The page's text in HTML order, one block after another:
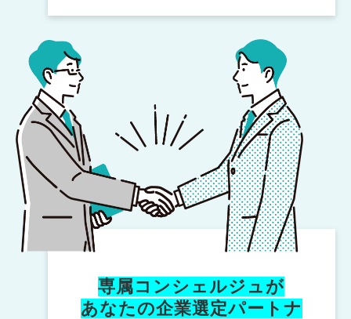
専属コンシェルジュが
あなたの企業選定パートナ